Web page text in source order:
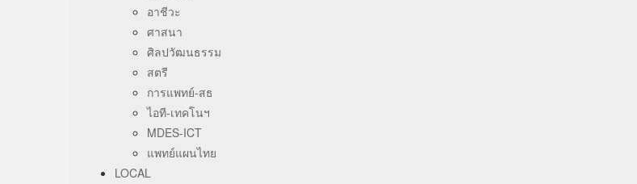
อาชีวะ
ศาสนา
ศิลปวัฒนธรรม
สตรี
การแพทย์-สธ
ไอที-เทคโนฯ
MDES-ICT
แพทย์แผนไทย
LOCAL